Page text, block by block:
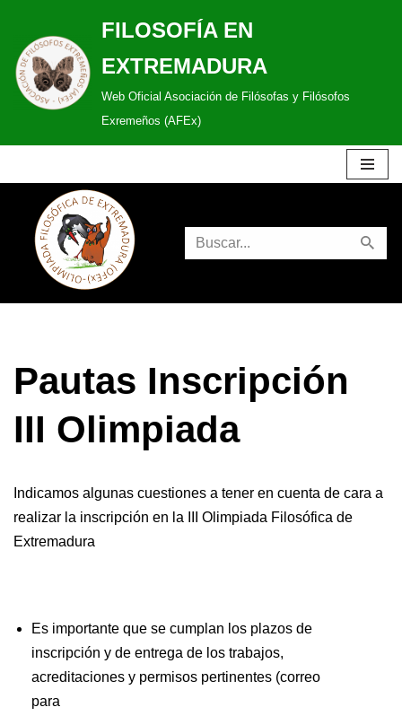
Saltar
al
contenido
FILOSOFÍA EN
EXTREMADURA
Web Oficial Asociación de Filósofas y Filósofos
Exremeños (AFEx)
Pautas Inscripción
III Olimpiada
Indicamos algunas cuestiones a tener en cuenta de cara a
realizar la inscripción en la III Olimpiada Filosófica de
Extremadura
Es importante que se cumplan los plazos de
inscripción y de entrega de los trabajos,
acreditaciones y permisos pertinentes (correo
para